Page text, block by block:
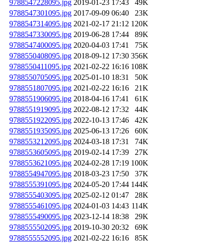
9788547228095.jpg 2019-01-23 17:43
49K
9788547301095.jpg 2017-09-09 06:40
23K
9788547314095.jpg 2021-02-17 21:12 120K
9788547330095.jpg 2019-06-28 17:44
89K
9788547400095.jpg 2020-04-03 17:41
75K
9788550408095.jpg 2018-09-12 17:30 356K
9788550411095.jpg 2021-02-22 16:16 108K
9788550705095.jpg 2025-01-10 18:31
50K
9788551807095.jpg 2021-02-22 16:16
21K
9788551906095.jpg 2018-04-16 17:41
61K
9788551919095.jpg 2022-08-12 17:32
44K
9788551922095.jpg 2022-10-13 17:46
42K
9788551935095.jpg 2025-06-13 17:26
60K
9788553212095.jpg 2024-03-18 17:31
74K
9788553605095.jpg 2019-02-14 17:39
27K
9788553621095.jpg 2024-02-28 17:19 100K
9788554947095.jpg 2018-03-23 17:50
37K
9788555391095.jpg 2024-05-20 17:44 144K
9788555403095.jpg 2025-02-12 01:47
28K
9788555461095.jpg 2024-01-03 14:43 114K
9788555490095.jpg 2023-12-14 18:38
29K
9788555502095.jpg 2019-10-30 20:32
69K
9788555552095.jpg 2021-02-22 16:16
85K